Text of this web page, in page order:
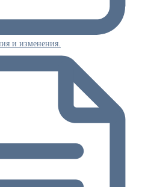
и изменения.